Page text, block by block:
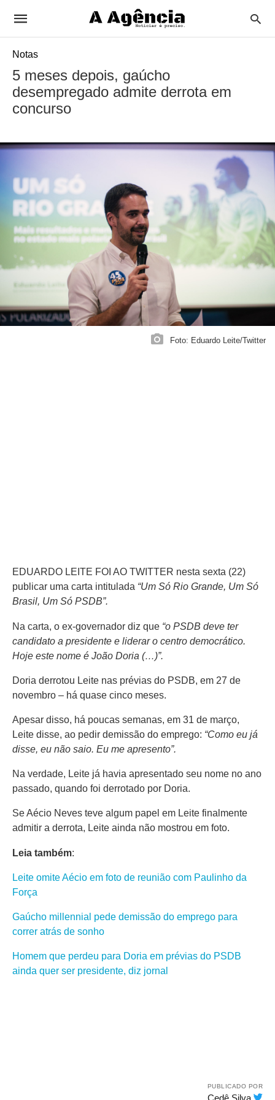
Notas
5 meses depois, gaúcho
desempregado admite derrota em
concurso
Foto: Eduardo Leite/Twitter
EDUARDO LEITE FOI AO TWITTER nesta sexta (22)
publicar uma carta intitulada “Um Só Rio Grande, Um Só
Brasil, Um Só PSDB”.
Na carta, o ex-governador diz que “o PSDB deve ter
candidato a presidente e liderar o centro democrático.
Hoje este nome é João Doria (…)”.
Doria derrotou Leite nas prévias do PSDB, em 27 de
novembro – há quase cinco meses.
Apesar disso, há poucas semanas, em 31 de março,
Leite disse, ao pedir demissão do emprego: “Como eu já
disse, eu não saio. Eu me apresento”.
Na verdade, Leite já havia apresentado seu nome no ano
passado, quando foi derrotado por Doria.
Se Aécio Neves teve algum papel em Leite finalmente
admitir a derrota, Leite ainda não mostrou em foto.
Leia também:
Leite omite Aécio em foto de reunião com Paulinho da
Força
Gaúcho millennial pede demissão do emprego para
correr atrás de sonho
Homem que perdeu para Doria em prévias do PSDB
ainda quer ser presidente, diz jornal
PUBLICADO POR
Cedê Silva